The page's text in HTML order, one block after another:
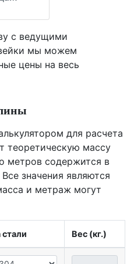
с ведущими
мы можем
цены на весь
для расчета
теоретическую массу
метров содержится в
значения являются
и метраж могут
Вес (кг.)